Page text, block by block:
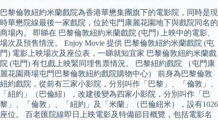
巴黎倫敦紐約米蘭戲院為香港華懋集團旗下的電影院，同時是現
時華懋院線最後一家戲院，位於屯門康麗花園地下與戲院同名的
商場內。 即睇在 巴黎倫敦紐約米蘭戲院 (屯門) 上映中的電影、
場次及預售情況。 Enjoy Movie 提供 巴黎倫敦紐約米蘭戲院 (屯
門) 電影上映場次及座位表，一睇就知宜家 巴黎倫敦紐約米蘭戲
院 (屯門) 有乜戲上映緊同埋售票情況。 巴黎紐約戲院 （屯門康
麗花園商場屯門巴黎倫敦紐約戲院購物中心） 前身為巴黎倫敦
紐約戲院，從前有三家小影院，分別叫作「巴黎」、「倫敦」、
「紐約」（巴倫紐），改建後變為四家小影院，分別叫作「巴
黎」、「倫敦」、「紐約」及「米蘭」（巴倫紐米），設有1026
座位。 百老匯院線即日上映電影及特備節目概覽，包括電影名